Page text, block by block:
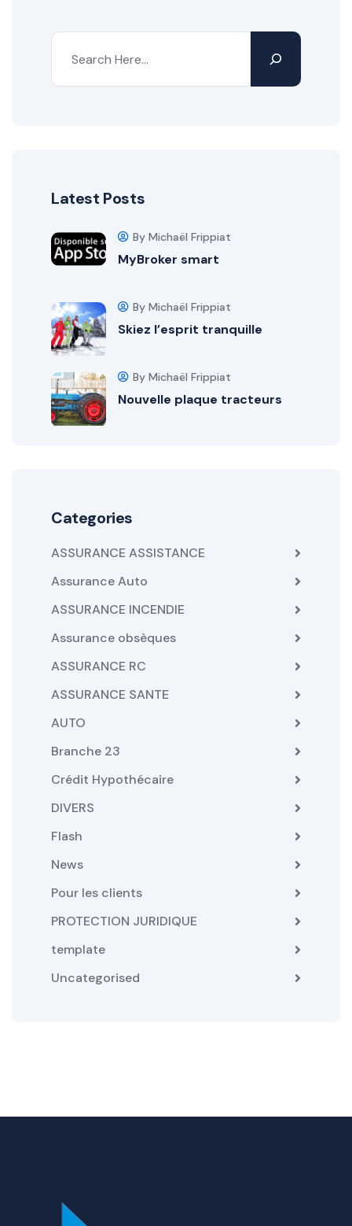
Latest Posts
MyBroker smart
By Michaël Frippiat
Skiez l’esprit tranquille
By Michaël Frippiat
Nouvelle plaque tracteurs
By Michaël Frippiat
Categories
ASSURANCE ASSISTANCE
Assurance Auto
ASSURANCE INCENDIE
Assurance obsèques
ASSURANCE RC
ASSURANCE SANTE
AUTO
Branche 23
Crédit Hypothécaire
DIVERS
Flash
News
Pour les clients
PROTECTION JURIDIQUE
template
Uncategorised